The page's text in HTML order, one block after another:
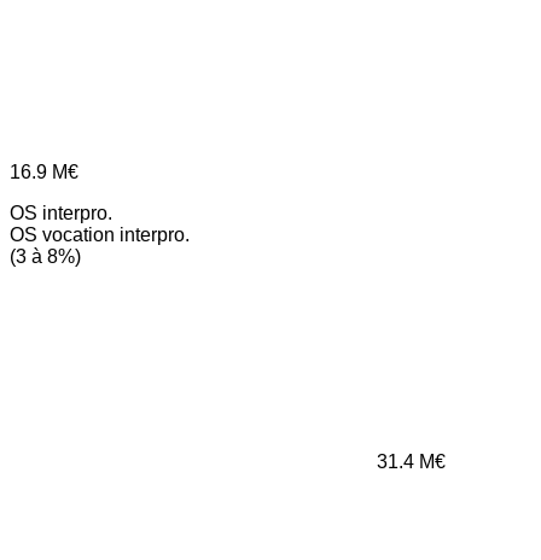
16.9 M€
OS interpro.
OS vocation interpro.
(3 à 8%)
31.4 M€